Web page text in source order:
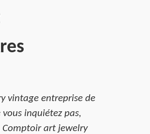
vintage entreprise de
inquiétez pas,
Comptoir art jewelry